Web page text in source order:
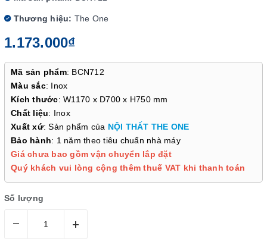
Thương hiệu: The One
1.173.000₫
Mã sản phẩm: BCN712
Màu sắc: Inox
Kích thước: W1170 x D700 x H750 mm
Chất liệu: Inox
Xuất xứ: Sản phẩm của NỘI THẤT THE ONE
Bảo hành: 1 năm theo tiêu chuẩn nhà máy
Giá chưa bao gồm vận chuyển lắp đặt
Quý khách vui lòng cộng thêm thuế VAT khi thanh toán
Số lượng
– +